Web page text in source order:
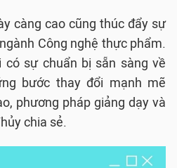
càng cao cũng thúc đẩy sự
Công nghệ thực phẩm.
có sự chuẩn bị sẵn sàng về
bước thay đổi mạnh mẽ
phương pháp giảng dạy và
chia sẻ.